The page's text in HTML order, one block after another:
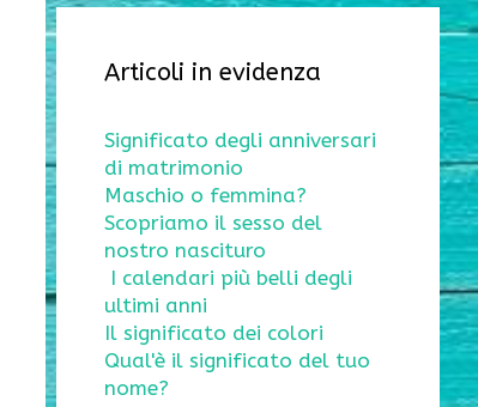
Articoli in evidenza
Significato degli anniversari
di matrimonio
Maschio o femmina?
Scopriamo il sesso del
nostro nascituro
I calendari più belli degli
ultimi anni
Il significato dei colori
Qual'è il significato del tuo
nome?